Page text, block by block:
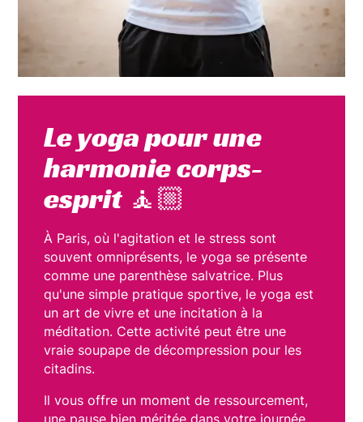
Le yoga pour une
harmonie corps-
esprit 🧘🏼
À Paris, où l'agitation et le stress sont
souvent omniprésents, le yoga se présente
comme une parenthèse salvatrice. Plus
qu'une simple pratique sportive, le yoga est
un art de vivre et une incitation à la
méditation. Cette activité peut être une
vraie soupape de décompression pour les
citadins.
Il vous offre un moment de ressourcement,